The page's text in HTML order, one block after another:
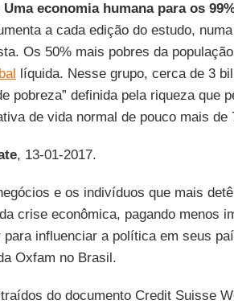
Uma economia humana para os
a cada edição do estudo, numa
Os 50% mais pobres da
líquida. Nesse grupo, cerca de 3
pobreza” definida pela riqueza que
de vida normal de pouco mais de
, 13-01-2017.
e os indivíduos que mais
crise econômica, pagando menos
influenciar a política em seus
Oxfam no Brasil.
do documento Credit Suisse